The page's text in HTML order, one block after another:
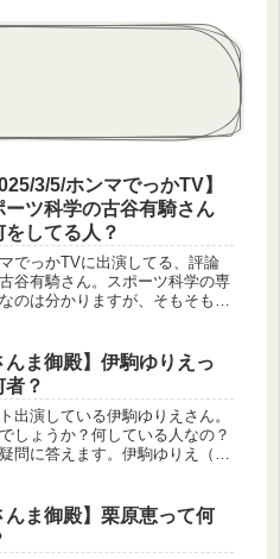
3/5/ホンマでっかTV】
ーツ科学の古谷有騎さん
をしてる人？
でっかTVに出演してる、評論
谷有騎さん。スポーツ科学の専
のは分かりますが、そもそも何
古谷有騎はフィジカルトレーナー
本日コスミック出版から発売
んま御殿】伊駒ゆりえっ
者？
出演している伊駒ゆりえさん。
しょうか？何している人なの？
問に答えます。伊駒ゆりえ（い
をしています。ジャパドッグ！ホ
ッグに、おろしが乗ってます🌭
んま御殿】栗原恵って何